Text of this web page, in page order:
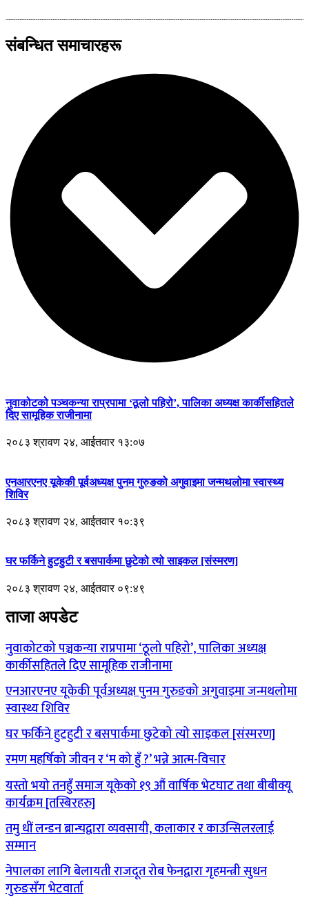
संबन्धित समाचारहरू
नुवाकोटको पञ्चकन्या राप्रपामा ‘ठूलो पहिरो’, पालिका अध्यक्ष कार्कीसहितले
दिए सामूहिक राजीनामा
२०८३ श्रावण २४, आईतवार १३:०७
एनआरएनए यूकेकी पूर्वअध्यक्ष पुनम गुरुङको अगुवाइमा जन्मथलोमा स्वास्थ्य
शिविर
२०८३ श्रावण २४, आईतवार १०:३९
घर फर्किने हुटहुटी र बसपार्कमा छुटेको त्यो साइकल [संस्मरण]
२०८३ श्रावण २४, आईतवार ०९:४९
ताजा अपडेट
नुवाकोटको पञ्चकन्या राप्रपामा ‘ठूलो पहिरो’, पालिका अध्यक्ष
कार्कीसहितले दिए सामूहिक राजीनामा
एनआरएनए यूकेकी पूर्वअध्यक्ष पुनम गुरुङको अगुवाइमा जन्मथलोमा
स्वास्थ्य शिविर
घर फर्किने हुटहुटी र बसपार्कमा छुटेको त्यो साइकल [संस्मरण]
रमण महर्षिको जीवन र ‘म को हुँ ?’ भन्ने आत्म-विचार
यस्तो भयो तनहुँ समाज यूकेको १९ औं वार्षिक भेटघाट तथा बीबीक्यू
कार्यक्रम [तस्बिरहरु]
तमु धीं लन्डन ब्रान्चद्वारा व्यवसायी, कलाकार र काउन्सिलरलाई
सम्मान
नेपालका लागि बेलायती राजदूत रोब फेनद्वारा गृहमन्त्री सुधन
गुरुङसँग भेटवार्ता